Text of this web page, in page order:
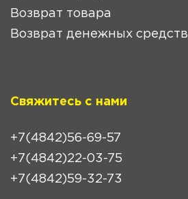
Возврат товара
Возврат денежных средств
Свяжитесь с нами
+7(4842)56-69-57
+7(4842)22-03-75
+7(4842)59-32-73